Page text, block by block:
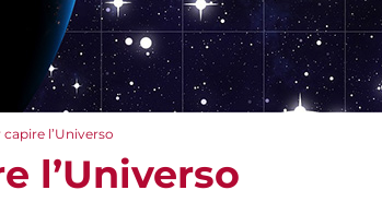
l’Universo
l’Universo